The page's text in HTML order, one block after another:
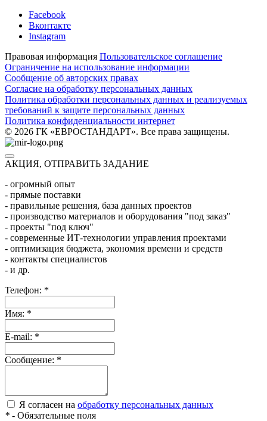
Facebook
Вконтакте
Instagram
Правовая информация Пользовательское соглашение
Ограничение на использование информации
Сообщение об авторских правах
Согласие на обработку персональных данных
Политика обработки персональных данных и реализуемых
требований к защите персональных данных
Политика конфиденциальности интернет
© 2026 ГК «ЕВРОСТАНДАРТ». Все права защищены.
АКЦИЯ, ОТПРАВИТЬ ЗАДАНИЕ
- огромный опыт
- прямые поставки
- правильные решения, база данных проектов
- производство материалов и оборудования "под заказ"
- проекты "под ключ"
- современные ИТ-технологии управления проектами
- оптимизация бюджета, экономия времени и средств
- контакты специалистов
- и др.
Телефон: *
Имя: *
E-mail: *
Сообщение: *
Я согласен на обработку персональных данных
* - Обязательные поля